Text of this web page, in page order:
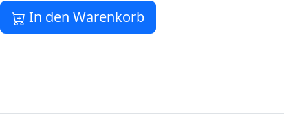
In den Warenkorb